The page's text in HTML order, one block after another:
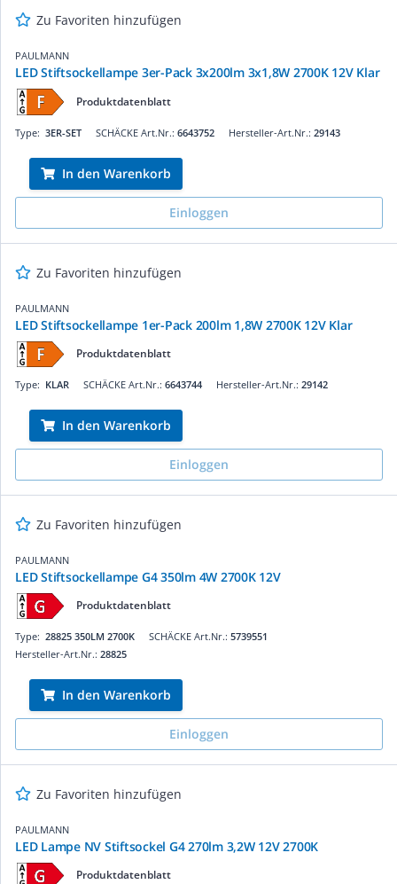
Zu Favoriten hinzufügen
PAULMANN
LED Stiftsockellampe 3er-Pack 3x200lm 3x1,8W 2700K 12V Klar
Produktdatenblatt
SCHÄCKE Art.Nr.: 6643752
Type: 3ER-SET Hersteller-Art.Nr.: 29143
In den Warenkorb
Einloggen
Zu Favoriten hinzufügen
PAULMANN
LED Stiftsockellampe 1er-Pack 200lm 1,8W 2700K 12V Klar
Produktdatenblatt
SCHÄCKE Art.Nr.: 6643744
Type: KLAR Hersteller-Art.Nr.: 29142
In den Warenkorb
Einloggen
Zu Favoriten hinzufügen
PAULMANN
LED Stiftsockellampe G4 350lm 4W 2700K 12V
Produktdatenblatt
SCHÄCKE Art.Nr.: 5739551
Type: 28825 350LM 2700K
Hersteller-Art.Nr.: 28825
In den Warenkorb
Einloggen
Zu Favoriten hinzufügen
PAULMANN
LED Lampe NV Stiftsockel G4 270lm 3,2W 12V 2700K
Produktdatenblatt